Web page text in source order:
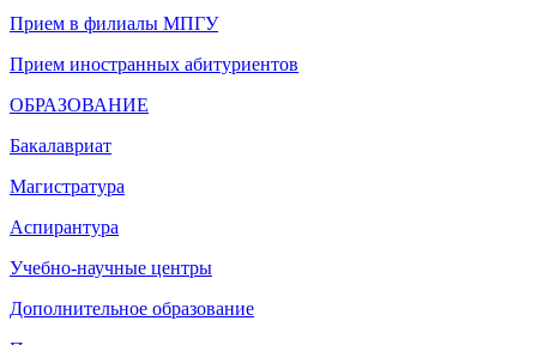
Прием в филиалы МПГУ
Прием иностранных абитуриентов
ОБРАЗОВАНИЕ
Бакалавриат
Магистратура
Аспирантура
Учебно-научные центры
Дополнительное образование